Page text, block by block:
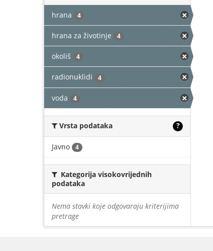
hrana 4
hrana za životinje 4
okoliš 4
radionuklidi 4
voda 4
Vrsta podataka ?
Javno 4
Kategorija visokovrijednih
podataka
Nema stavki koje odgovaraju kriterijima
pretrage